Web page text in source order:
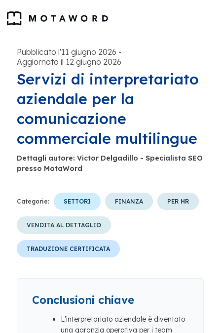
Pubblicato l'11 giugno 2026 -
Aggiornato il 12 giugno 2026
Servizi di interpretariato
aziendale per la
comunicazione
commerciale multilingue
Dettagli autore: Victor Delgadillo - Specialista SEO
presso MotaWord
Categorie: SETTORI FINANZA PER HR
VENDITA AL DETTAGLIO
TRADUZIONE CERTIFICATA
Conclusioni chiave
L'interpretariato aziendale è diventato
una garanzia operativa per i team